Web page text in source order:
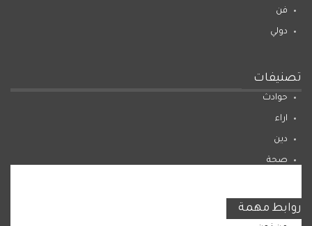
فن
دولي
تصنيفات
حوادث
اراء
دين
صحة
روابط مهمة